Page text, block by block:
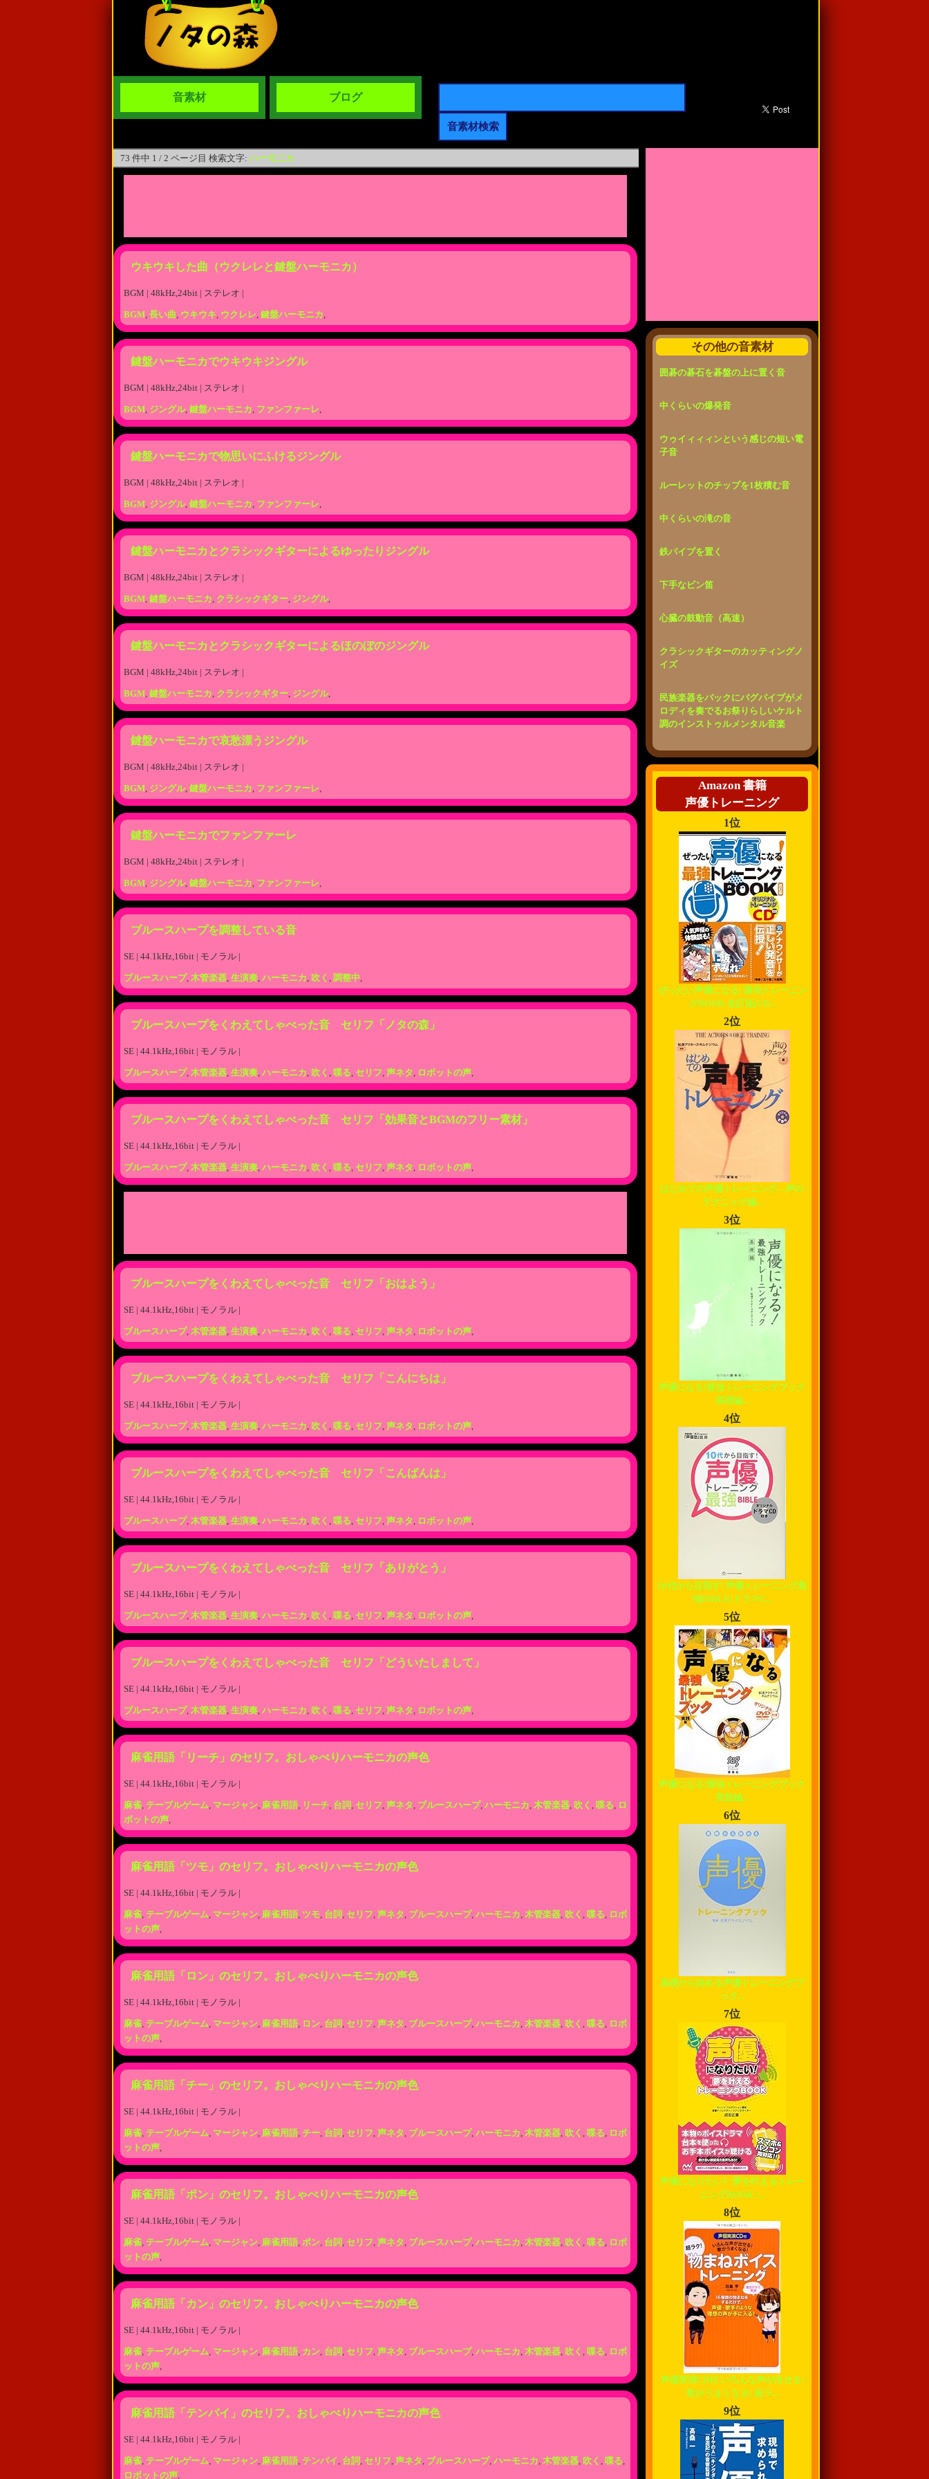
音素材 ブログ
73 件中 1 / 2 ページ目 検索文字: ハーモニカ
ウキウキした曲（ウクレレと鍵盤ハーモニカ）
BGM | 48kHz,24bit | ステレオ |
BGM, 長い曲, ウキウキ, ウクレレ, 鍵盤ハーモニカ,
鍵盤ハーモニカでウキウキジングル
BGM | 48kHz,24bit | ステレオ |
BGM, ジングル, 鍵盤ハーモニカ, ファンファーレ,
鍵盤ハーモニカで物思いにふけるジングル
BGM | 48kHz,24bit | ステレオ |
BGM, ジングル, 鍵盤ハーモニカ, ファンファーレ,
鍵盤ハーモニカとクラシックギターによるゆったりジングル
BGM | 48kHz,24bit | ステレオ |
BGM, 鍵盤ハーモニカ, クラシックギター, ジングル,
鍵盤ハーモニカとクラシックギターによるほのぼのジングル
BGM | 48kHz,24bit | ステレオ |
BGM, 鍵盤ハーモニカ, クラシックギター, ジングル,
鍵盤ハーモニカで哀愁漂うジングル
BGM | 48kHz,24bit | ステレオ |
BGM, ジングル, 鍵盤ハーモニカ, ファンファーレ,
鍵盤ハーモニカでファンファーレ
BGM | 48kHz,24bit | ステレオ |
BGM, ジングル, 鍵盤ハーモニカ, ファンファーレ,
ブルースハープを調整している音
SE | 44.1kHz,16bit | モノラル |
ブルースハープ, 木管楽器, 生演奏, ハーモニカ, 吹く , 調整中,
ブルースハープをくわえてしゃべった音 セリフ「ノタの森」
SE | 44.1kHz,16bit | モノラル |
ブルースハープ, 木管楽器, 生演奏, ハーモニカ, 吹く , 喋る, セリフ, 声ネタ, ロボットの声,
ブルースハープをくわえてしゃべった音 セリフ「効果音とBGMのフリー素材」
SE | 44.1kHz,16bit | モノラル |
ブルースハープ, 木管楽器, 生演奏, ハーモニカ, 吹く , 喋る, セリフ, 声ネタ, ロボットの声,
ブルースハープをくわえてしゃべった音 セリフ「おはよう」
SE | 44.1kHz,16bit | モノラル |
ブルースハープ, 木管楽器, 生演奏, ハーモニカ, 吹く , 喋る, セリフ, 声ネタ, ロボットの声,
ブルースハープをくわえてしゃべった音 セリフ「こんにちは」
SE | 44.1kHz,16bit | モノラル |
ブルースハープ, 木管楽器, 生演奏, ハーモニカ, 吹く , 喋る, セリフ, 声ネタ, ロボットの声,
ブルースハープをくわえてしゃべった音 セリフ「こんばんは」
SE | 44.1kHz,16bit | モノラル |
ブルースハープ, 木管楽器, 生演奏, ハーモニカ, 吹く , 喋る, セリフ, 声ネタ, ロボットの声,
ブルースハープをくわえてしゃべった音 セリフ「ありがとう」
SE | 44.1kHz,16bit | モノラル |
ブルースハープ, 木管楽器, 生演奏, ハーモニカ, 吹く , 喋る, セリフ, 声ネタ, ロボットの声,
ブルースハープをくわえてしゃべった音 セリフ「どういたしまして」
SE | 44.1kHz,16bit | モノラル |
ブルースハープ, 木管楽器, 生演奏, ハーモニカ, 吹く , 喋る, セリフ, 声ネタ, ロボットの声,
麻雀用語「リーチ」のセリフ。おしゃべりハーモニカの声色
SE | 44.1kHz,16bit | モノラル |
麻雀, テーブルゲーム, マージャン, 麻雀用語, リーチ, 台詞, セリフ, 声ネタ, ブルースハープ, ハーモニカ, 木管楽器, 吹く , 喋る, ロ
ボットの声,
麻雀用語「ツモ」のセリフ。おしゃべりハーモニカの声色
SE | 44.1kHz,16bit | モノラル |
麻雀, テーブルゲーム, マージャン, 麻雀用語, ツモ, 台詞, セリフ, 声ネタ, ブルースハープ, ハーモニカ, 木管楽器, 吹く , 喋る, ロボ
ットの声,
麻雀用語「ロン」のセリフ。おしゃべりハーモニカの声色
SE | 44.1kHz,16bit | モノラル |
麻雀, テーブルゲーム, マージャン, 麻雀用語, ロン, 台詞, セリフ, 声ネタ, ブルースハープ, ハーモニカ, 木管楽器, 吹く , 喋る, ロボ
ットの声,
麻雀用語「チー」のセリフ。おしゃべりハーモニカの声色
SE | 44.1kHz,16bit | モノラル |
麻雀, テーブルゲーム, マージャン, 麻雀用語, チー, 台詞, セリフ, 声ネタ, ブルースハープ, ハーモニカ, 木管楽器, 吹く , 喋る, ロボ
ットの声,
麻雀用語「ポン」のセリフ。おしゃべりハーモニカの声色
SE | 44.1kHz,16bit | モノラル |
麻雀, テーブルゲーム, マージャン, 麻雀用語, ポン, 台詞, セリフ, 声ネタ, ブルースハープ, ハーモニカ, 木管楽器, 吹く , 喋る, ロボ
ットの声,
麻雀用語「カン」のセリフ。おしゃべりハーモニカの声色
SE | 44.1kHz,16bit | モノラル |
麻雀, テーブルゲーム, マージャン, 麻雀用語, カン, 台詞, セリフ, 声ネタ, ブルースハープ, ハーモニカ, 木管楽器, 吹く , 喋る, ロボ
ットの声,
麻雀用語「テンパイ」のセリフ。おしゃべりハーモニカの声色
SE | 44.1kHz,16bit | モノラル |
麻雀, テーブルゲーム, マージャン, 麻雀用語, テンパイ, 台詞, セリフ, 声ネタ, ブルースハープ, ハーモニカ, 木管楽器, 吹く , 喋る,
ロボットの声,
その他の音素材
囲碁の碁石を碁盤の上に置く音
中くらいの爆発音
ウゥイィィィンという感じの短い電
子音
ルーレットのチップを1枚積む音
中くらいの滝の音
鉄パイプを置く
下手なビン笛
心臓の鼓動音（高速）
クラシックギターのカッティングノ
イズ
民族楽器をバックにバグパイプがメ
ロディを奏でるお祭りらしいケルト
調のインストゥルメンタル音楽
Amazon 書籍
声優トレーニング
1位
ぜったい声優になる! 最強トレーニン
グBOOK 改訂版(CD...
2位
はじめての声優トレーニング―声の
テクニック編...
3位
声優になる!最強トレーニングブック
基礎編...
4位
10代から目指す! 声優トレーニング最
強BIBLE(ドラマC...
5位
声優になる!最強トレーニングブック
実践編...
6位
基礎から始める声優トレーニングブ
ック...
7位
声優になりたい! ~夢を叶えるトレー
ニングBOOK~...
8位
声優実演CD付 いろんな声が出せる!
歌がうまくなる! 超ラ...
9位